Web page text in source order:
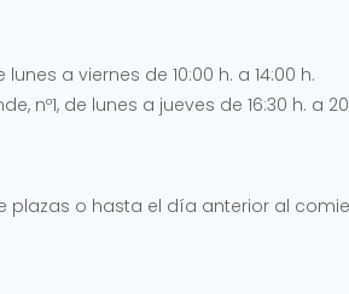
a viernes de 10:00 h. a 14:00 h.
nº1, de lunes a jueves de 16:30 h. a
plazas o hasta el día anterior al